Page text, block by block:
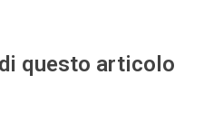
questo articolo